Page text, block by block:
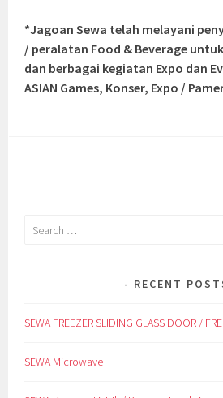
*Jagoan Sewa telah melayani
/ peralatan Food & Beverage
dan berbagai kegiatan Expo dan
ASIAN Games, Konser, Expo /
Search
RECENT
SEWA FREEZER SLIDING GLASS DOOR /
SEWA Microwave